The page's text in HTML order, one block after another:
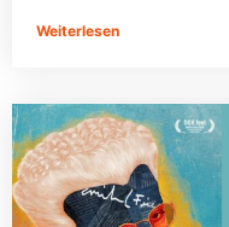
Weiterlesen